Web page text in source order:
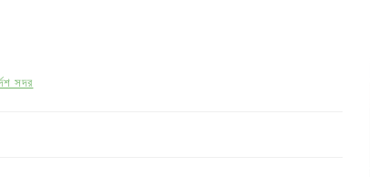
সদর